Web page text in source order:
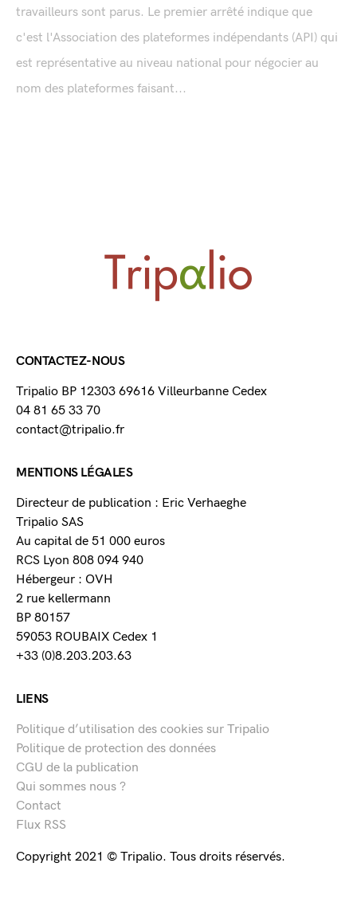
travailleurs sont parus. Le premier arrêté indique que
c'est l'Association des plateformes indépendants (API) qui
est représentative au niveau national pour négocier au
nom des plateformes faisant...
CONTACTEZ-NOUS
Tripalio BP 12303 69616 Villeurbanne Cedex
04 81 65 33 70
contact@tripalio.fr
MENTIONS LÉGALES
Directeur de publication : Eric Verhaeghe
Tripalio SAS
Au capital de 51 000 euros
RCS Lyon 808 094 940
Hébergeur : OVH
2 rue kellermann
BP 80157
59053 ROUBAIX Cedex 1
+33 (0)8.203.203.63
LIENS
Politique d’utilisation des cookies sur Tripalio
Politique de protection des données
CGU de la publication
Qui sommes nous ?
Contact
Flux RSS
Copyright 2021 © Tripalio. Tous droits réservés.